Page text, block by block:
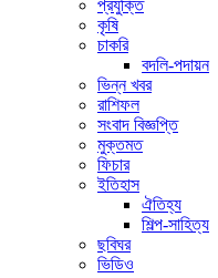
প্রযুক্তি
কৃষি
চাকরি
বদলি-পদায়ন
ভিন্ন খবর
রাশিফল
সংবাদ বিজ্ঞপ্তি
মুক্তমত
ফিচার
ইতিহাস
ঐতিহ্য
শিল্প-সাহিত্য
ছবিঘর
ভিডিও